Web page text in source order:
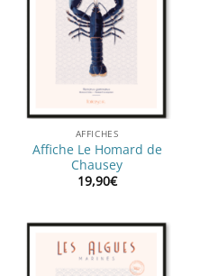
AFFICHES
Affiche Le Homard de
Chausey
19,90€